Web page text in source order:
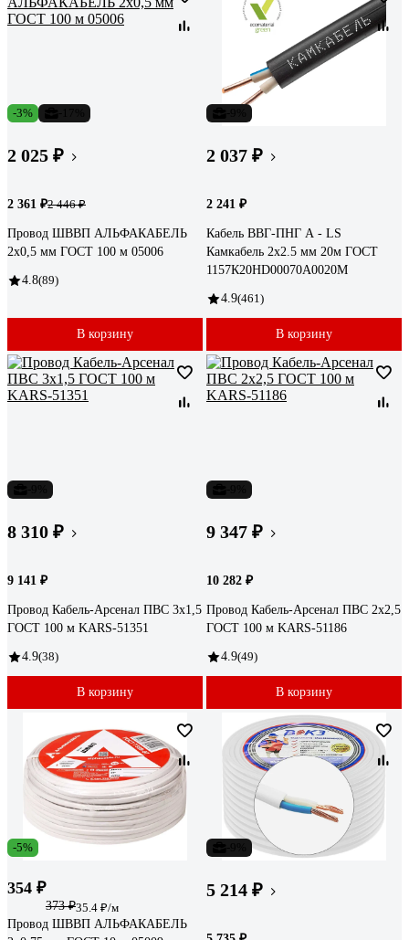
-3%
2 025 ₽
2 361 ₽2 446 ₽
Провод ШВВП АЛЬФАКАБЕЛЬ
2х0,5 мм ГОСТ 100 м 05006
4.8(89)
В корзину
2 037 ₽
2 241 ₽
Кабель ВВГ-ПНГ А - LS
Камкабель 2x2.5 мм 20м ГОСТ
1157К20HD00070А0020М
4.9(461)
В корзину
8 310 ₽
9 141 ₽
Провод Кабель-Арсенал ПВС 3х1,5
ГОСТ 100 м KARS-51351
4.9(38)
В корзину
9 347 ₽
10 282 ₽
Провод Кабель-Арсенал ПВС 2х2,5
ГОСТ 100 м KARS-51186
4.9(49)
В корзину
-5%
354 ₽
373 ₽35.4 ₽/м
Провод ШВВП АЛЬФАКАБЕЛЬ
5 214 ₽